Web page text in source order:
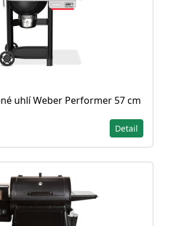
uhlí Weber Performer 57 cm
Detail